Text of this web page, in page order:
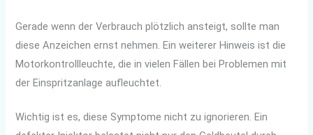
Gerade wenn der Verbrauch plötzlich ansteigt, sollte man
diese Anzeichen ernst nehmen. Ein weiterer Hinweis ist die
Motorkontrollleuchte, die in vielen Fällen bei Problemen mit
der Einspritzanlage aufleuchtet.
Wichtig ist es, diese Symptome nicht zu ignorieren. Ein